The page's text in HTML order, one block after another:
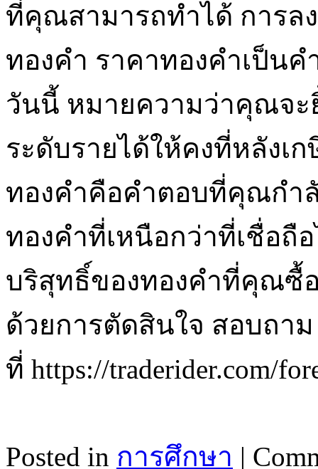
ที่คุณสามารถทำได้ การล
ทองคำ ราคาทองคำเป็น
วันนี้ หมายความว่าคุณจะ
ระดับรายได้ให้คงที่หลังเ
ทองคำคือคำตอบที่คุณกำ
ทองคำที่เหนือกว่าที่เชื่อถื
บริสุทธิ์ของทองคำที่คุณซื้
ด้วยการตัดสินใจ สอบถาม
ที่ https://traderider.com/
Posted in การศึกษา |